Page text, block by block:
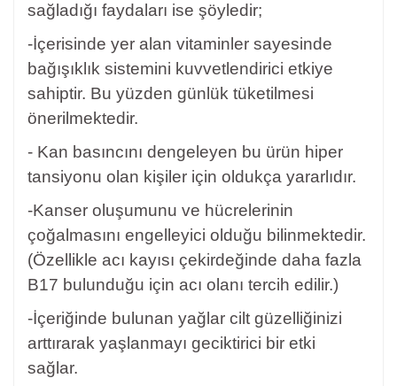
sağladığı faydaları ise şöyledir;
-İçerisinde yer alan vitaminler sayesinde
bağışıklık sistemini kuvvetlendirici etkiye
sahiptir. Bu yüzden günlük tüketilmesi
önerilmektedir.
- Kan basıncını dengeleyen bu ürün hiper
tansiyonu olan kişiler için oldukça yararlıdır.
-Kanser oluşumunu ve hücrelerinin
çoğalmasını engelleyici olduğu bilinmektedir.
(Özellikle acı kayısı çekirdeğinde daha fazla
B17 bulunduğu için acı olanı tercih edilir.)
-İçeriğinde bulunan yağlar cilt güzelliğinizi
arttırarak yaşlanmayı geciktirici bir etki
sağlar.